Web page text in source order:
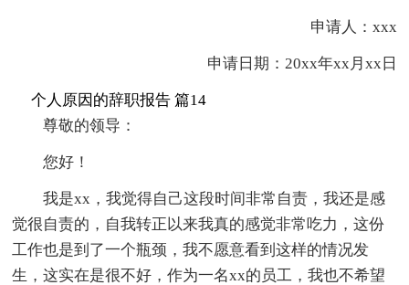
申请人：xxx
申请日期：20xx年xx月xx日
个人原因的辞职报告 篇14
尊敬的领导：
您好！
我是xx，我觉得自己这段时间非常自责，我还是感
觉很自责的，自我转正以来我真的感觉非常吃力，这份
工作也是到了一个瓶颈，我不愿意看到这样的情况发
生，这实在是很不好，作为一名xx的员工，我也不希望